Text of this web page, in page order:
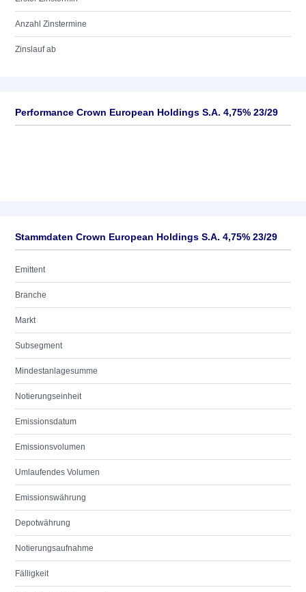
Anzahl Zinstermine
Zinslauf ab
Performance Crown European Holdings S.A. 4,75% 23/29
Stammdaten Crown European Holdings S.A. 4,75% 23/29
Emittent
Branche
Markt
Subsegment
Mindestanlagesumme
Notierungseinheit
Emissionsdatum
Emissionsvolumen
Umlaufendes Volumen
Emissionswährung
Depotwährung
Notierungsaufnahme
Fälligkeit